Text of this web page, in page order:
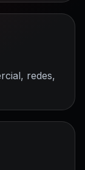
redes,